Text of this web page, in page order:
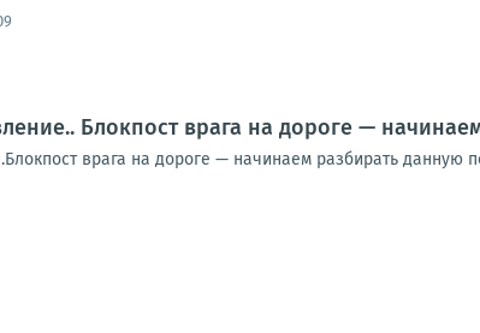
Блокпост врага на дороге —
врага на дороге — начинаем разбирать